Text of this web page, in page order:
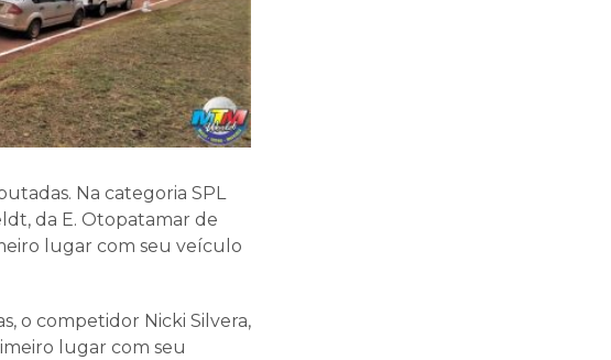
Na categoria SPL
da E. Otopatamar de
lugar com seu veículo
o competidor Nicki Silvera,
lugar com seu